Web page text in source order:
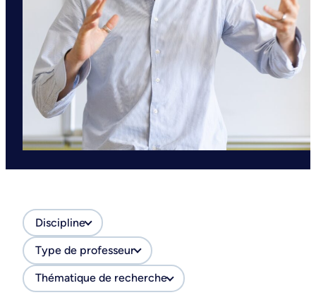
Discipline
Type de professeur
Thématique de recherche